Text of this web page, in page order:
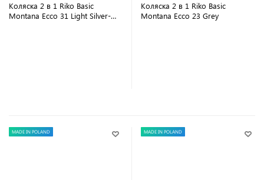
Коляска 2 в 1 Riko Basic
Montana Ecco 31 Light Silver-
Коляска 2 в 1 Riko Basic
Montana Ecco 23 Grey
MADE IN POLAND MADE IN POLAND